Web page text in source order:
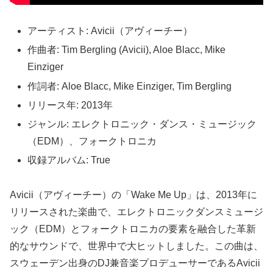
アーティスト: Avicii（アヴィーチー）
作曲者: Tim Bergling (Avicii), Aloe Blacc, Mike
Einziger
作詞者: Aloe Blacc, Mike Einziger, Tim Bergling
リリース年: 2013年
ジャンル: エレクトロニック・ダンス・ミュージック
（EDM）、フォークトロニカ
収録アルバム: True
Avicii（アヴィーチー）の「Wake Me Up」は、2013年に
リリースされた楽曲で、エレクトロニックダンスミュージ
ック（EDM）とフォークトロニカの要素を融合した革新
的なサウンドで、世界中で大ヒットしました。この曲は、
スウェーデン出身のDJ兼音楽プロデューサーであるAvicii